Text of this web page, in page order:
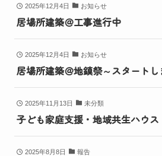
2025年12月4日 お知らせ
居場所建築＠工事進行中
2025年12月4日 お知らせ
居場所建築＠地鎮祭～スタートし
2025年11月13日 未分類
子ども家庭支援・地域共生ハウ
2025年8月8日 報告